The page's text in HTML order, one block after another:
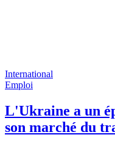
International
Emploi
L'Ukraine a un
son marché du